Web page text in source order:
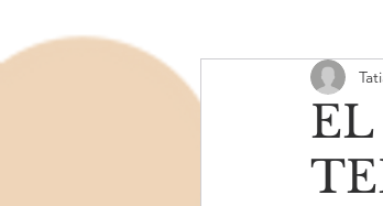
Nora Borenstein
Nicole Loynaz